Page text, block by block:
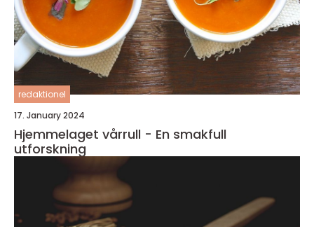
redaktionel
17. January 2024
Hjemmelaget vårrull - En smakfull
utforskning